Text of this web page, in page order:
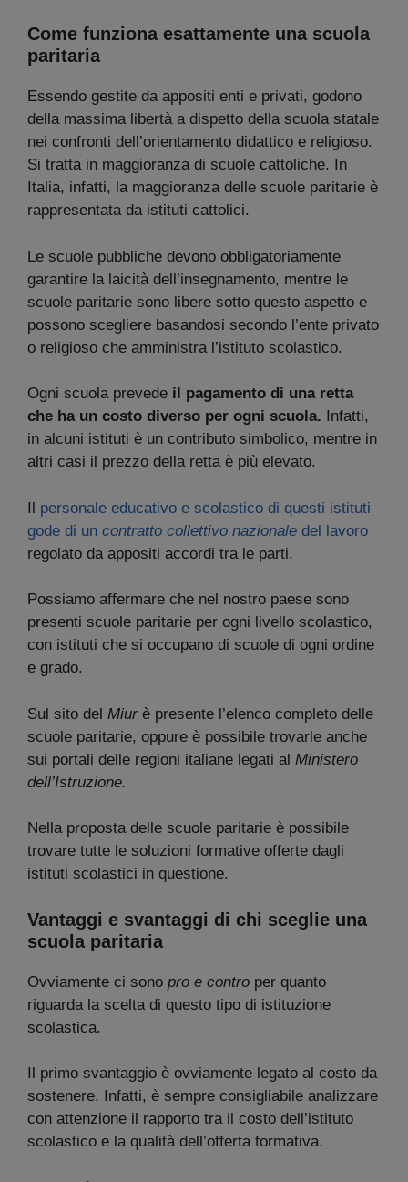
Come funziona esattamente una scuola
paritaria
Essendo gestite da appositi enti e privati, godono
della massima libertà a dispetto della scuola statale
nei confronti dell’orientamento didattico e religioso.
Si tratta in maggioranza di scuole cattoliche. In
Italia, infatti, la maggioranza delle scuole paritarie è
rappresentata da istituti cattolici.
Le scuole pubbliche devono obbligatoriamente
garantire la laicità dell’insegnamento, mentre le
scuole paritarie sono libere sotto questo aspetto e
possono scegliere basandosi secondo l’ente privato
o religioso che amministra l’istituto scolastico.
Ogni scuola prevede il pagamento di una retta
che ha un costo diverso per ogni scuola. Infatti,
in alcuni istituti è un contributo simbolico, mentre in
altri casi il prezzo della retta è più elevato.
Il personale educativo e scolastico di questi istituti
gode di un contratto collettivo nazionale del lavoro
regolato da appositi accordi tra le parti.
Possiamo affermare che nel nostro paese sono
presenti scuole paritarie per ogni livello scolastico,
con istituti che si occupano di scuole di ogni ordine
e grado.
Sul sito del Miur è presente l’elenco completo delle
scuole paritarie, oppure è possibile trovarle anche
sui portali delle regioni italiane legati al Ministero
dell’Istruzione.
Nella proposta delle scuole paritarie è possibile
trovare tutte le soluzioni formative offerte dagli
istituti scolastici in questione.
Vantaggi e svantaggi di chi sceglie una
scuola paritaria
Ovviamente ci sono pro e contro per quanto
riguarda la scelta di questo tipo di istituzione
scolastica.
Il primo svantaggio è ovviamente legato al costo da
sostenere. Infatti, è sempre consigliabile analizzare
con attenzione il rapporto tra il costo dell’istituto
scolastico e la qualità dell’offerta formativa.